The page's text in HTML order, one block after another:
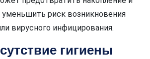
риск возникновения
вирусного инфицирования.
гигиены